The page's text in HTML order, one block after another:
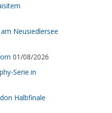
Neusiedlersee
01/08/2026
Serie in
Halbfinale